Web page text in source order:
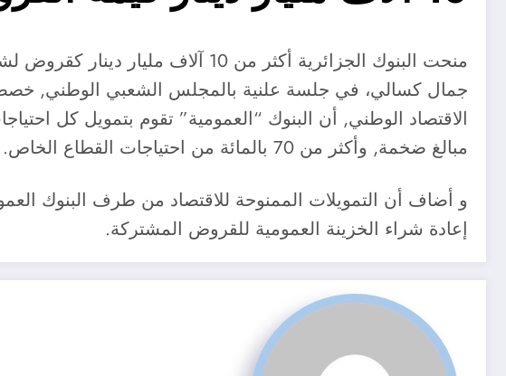
الاقتصاد الوطني, أن البنوك “العمومية” تقوم بتمويل كل
مبالغ ضخمة, وأكثر من 70 بالمائة من احتياجات القطاع الخاص.
إعادة شراء الخزينة العمومية للقروض المشتركة.